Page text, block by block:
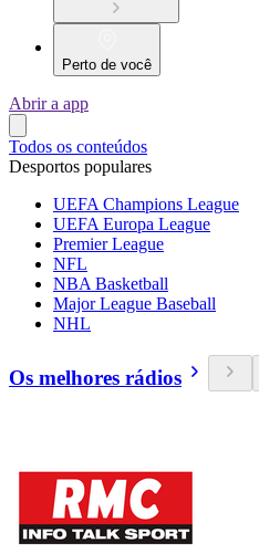
Perto de você
Abrir a app
Todos os conteúdos
Desportos populares
UEFA Champions League
UEFA Europa League
Premier League
NFL
NBA Basketball
Major League Baseball
NHL
Os melhores rádios